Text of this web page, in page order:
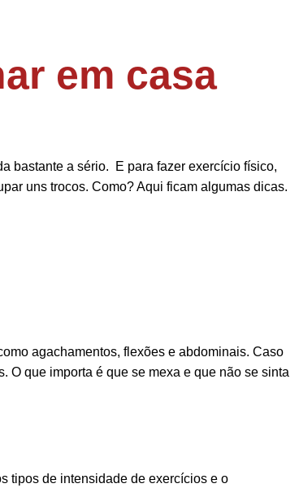
em casa
bastante a sério. E para fazer exercício físico,
uns trocos. Como? Aqui ficam algumas dicas.
agachamentos, flexões e abdominais. Caso
O que importa é que se mexa e que não se sinta
tipos de intensidade de exercícios e o